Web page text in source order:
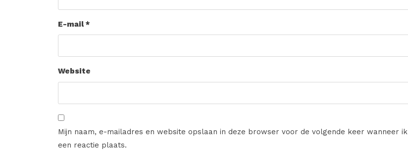
E-mail*
Website
Mijn naam, e-mailadres en website opslaan in deze browser voor de volgende keer wanneer ik
een reactie plaats.